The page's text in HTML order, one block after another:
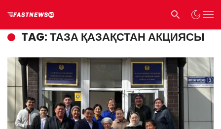
TAG: ТАЗА ҚАЗАҚСТАН АКЦИЯСЫ